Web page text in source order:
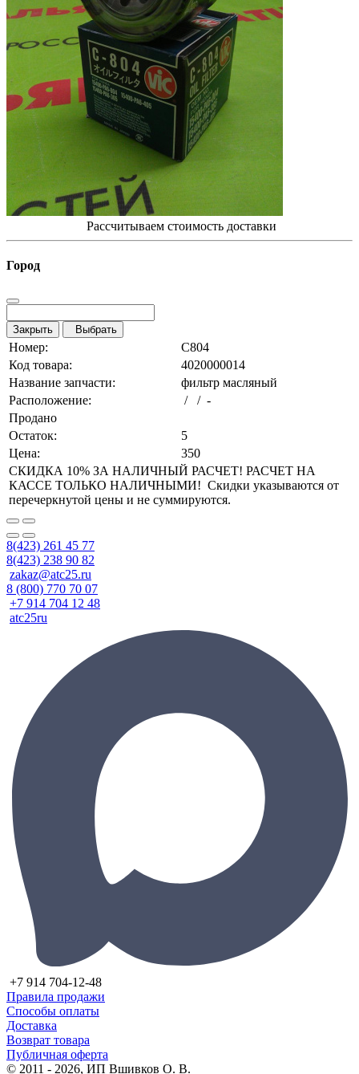
Рассчитываем стоимость доставки
Город
Закрыть Выбрать
Номер:
C804
Код товара:
4020000014
Название запчасти:
фильтр масляный
Расположение:
/ / -
Продано
Остаток:
5
Цена:
350
СКИДКА 10% ЗА НАЛИЧНЫЙ РАСЧЕТ! РАСЧЕТ НА
КАССЕ ТОЛЬКО НАЛИЧНЫМИ! Скидки указываются от
перечеркнутой цены и не суммируются.
8(423) 261 45 77
8(423) 238 90 82
zakaz@atc25.ru
8 (800) 770 70 07
+7 914 704 12 48
atc25ru
+7 914 704-12-48
Правила продажи
Способы оплаты
Доставка
Возврат товара
Публичная оферта
© 2011 - 2026, ИП Вшивков О. В.